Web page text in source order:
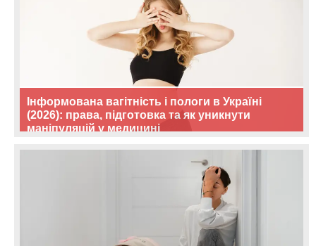
Інформована вагітність і пологи в Україні
(2026): права, підготовка та як уникнути
маніпуляцій у медицині